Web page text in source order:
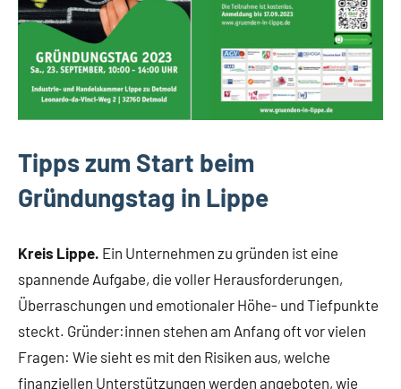
Tipps zum Start beim
Gründungstag in Lippe
Kreis Lippe. Ein Unternehmen zu gründen ist eine
spannende Aufgabe, die voller Herausforderungen,
Überraschungen und emotionaler Höhe- und Tiefpunkte
steckt. Gründer:innen stehen am Anfang oft vor vielen
Fragen: Wie sieht es mit den Risiken aus, welche
finanziellen Unterstützungen werden angeboten, wie